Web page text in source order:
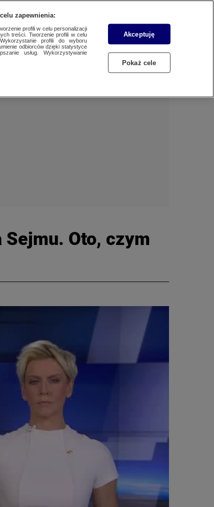
Dzień dobry!
ZALOGUJ SIĘ
Oto, czym
zapewnienia:
profili w celu personalizacji
treści. Tworzenie profili w celu
profili do wyboru
odbiorców dzięki statystyce
usług. Wykorzystywanie
Akceptuję
Pokaż cele